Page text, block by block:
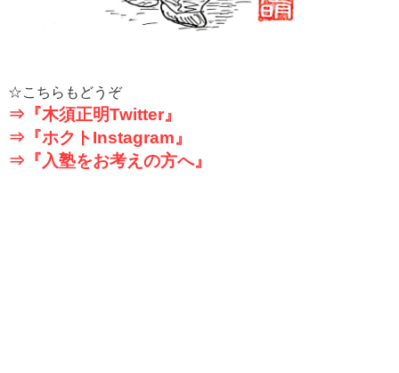
☆こちらもどうぞ
⇒『木須正明Twitter 』
⇒『ホクトInstagram 』
⇒『入塾をお考えの方へ』